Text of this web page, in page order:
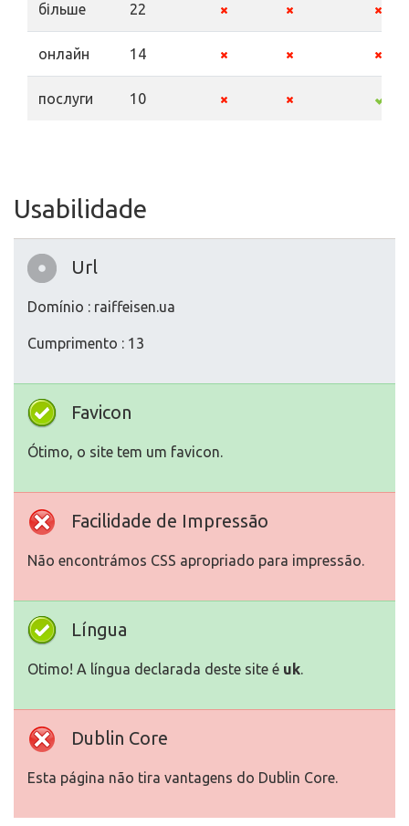
більше 22
онлайн 14
послуги 10
Usabilidade
Url
Domínio : raiffeisen.ua
Cumprimento : 13
Favicon
Ótimo, o site tem um favicon.
Facilidade de Impressão
Não encontrámos CSS apropriado para impressão.
Língua
Otimo! A língua declarada deste site é uk.
Dublin Core
Esta página não tira vantagens do Dublin Core.